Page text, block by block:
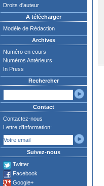
Droits d'auteur
A télécharger
Modèle de Rédaction
Archives
Numéro en cours
Numéros Antérieurs
In Press
Rechercher
Contact
Contactez-nous
Lettre d'Information:
Suivez-nous
Twitter
Facebook
Google+